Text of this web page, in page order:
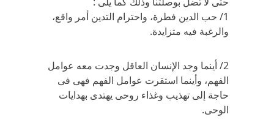
1/ حب الدين فطرة، واحترام التدين أمر واقع،
والرغبة فيه متزايدة.
2/ أينما وجد الإنسان العاقل وجدت معه عوامل
الفهم، وأينما استقرت عوامل الفهم فهى فى
حاجة إلى تهذيب وغذاء روحى يهتدى بهدايات
الوحى.